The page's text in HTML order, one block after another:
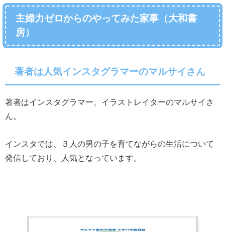
主婦力ゼロからのやってみた家事（大和書
房）
著者は人気インスタグラマーのマルサイさん
著者はインスタグラマー、イラストレイターのマルサイさ
ん。
インスタでは、３人の男の子を育てながらの生活について
発信しており、人気となっています。